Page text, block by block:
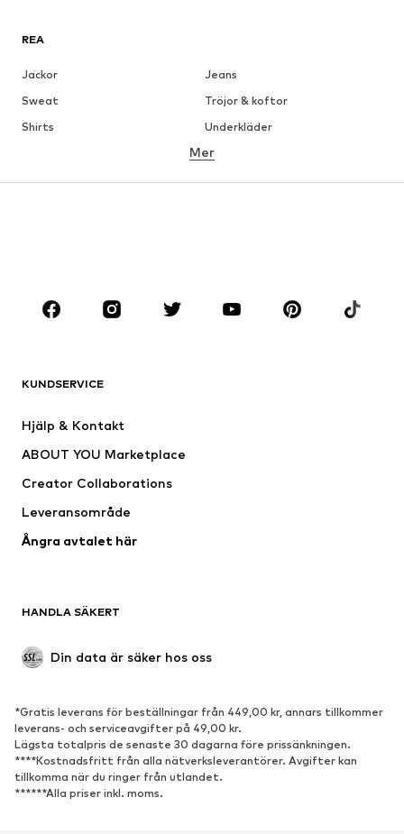
REA
Jackor
Jeans
Sweat
Tröjor & koftor
Shirts
Underkläder
Skjortor
KLÄDER
Jackor
Underkläder
Kostymer & kavajer
Badkläder
Tillfällen
Upcycling
Nytt
Boots & stövlar
Lågskor
SPORT
Sportkläder
Sporttyper
Sportskor
Mer
KUNDSERVICE
Hjälp & Kontakt
ABOUT YOU Marketplace
Creator Collaborations
Leveransområde
Ångra avtalet här
HANDLA SÄKERT
Din data är säker hos oss
*Gratis leverans för beställningar från 449,00 kr, annars tillkommer
leverans- och serviceavgifter på 49,00 kr.
Lägsta totalpris de senaste 30 dagarna före prissänkningen.
****Kostnadsfritt från alla nätverksleverantörer. Avgifter kan
tillkomma när du ringer från utlandet.
******Alla priser inkl. moms.